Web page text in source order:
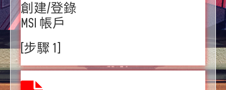
創建/登錄
MSI 帳戶
[步驟 1]